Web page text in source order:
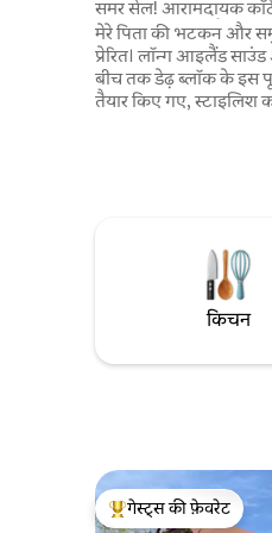
समर सेल! आरामदायक
अनुकूल/बीच तक पैदल
मेरे पिता की भटकन और
प्रेरित। लॉन्ग आइलैंड
बीच तक डेढ़ ब्लॉक के इस
तैयार किए गए,
करें और आराम करें - कॉफ़ी,
तक पैदल चलें! हम एक
लें। येल/न्यू हेवन से 15 मिनट
सिटी से 65 मील की दूरी पर।
किचन
गेस्ट्स का टॉप फ़ेवरेट
गेस्ट्स की फ़ेवरेट